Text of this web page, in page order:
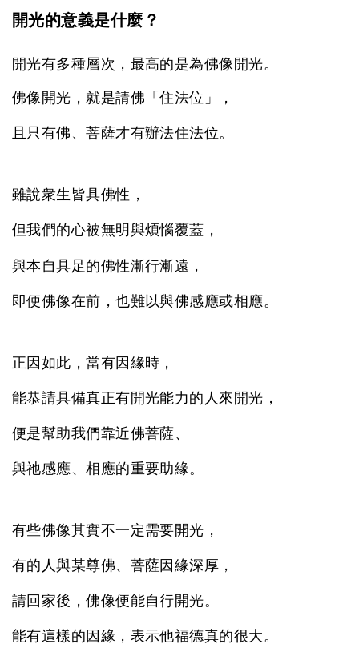
開光的意義是什麼？
開光有多種層次，最高的是為佛像開光。
佛像開光，就是請佛「住法位」，
且只有佛、菩薩才有辦法住法位。
雖說衆生皆具佛性，
但我們的心被無明與煩惱覆蓋，
與本自具足的佛性漸行漸遠，
即便佛像在前，也難以與佛感應或相應。
正因如此，當有因緣時，
能恭請具備真正有開光能力的人來開光，
便是幫助我們靠近佛菩薩、
與祂感應、相應的重要助緣。
有些佛像其實不一定需要開光，
有的人與某尊佛、菩薩因緣深厚，
請回家後，佛像便能自行開光。
能有這樣的因緣，表示他福德真的很大。